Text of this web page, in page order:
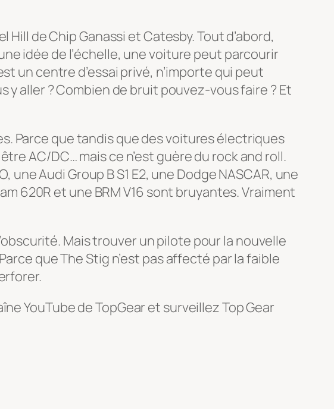
de Chip Ganassi et Catesby. Tout d’abord,
idée de l’échelle, une voiture peut parcourir
un centre d’essai privé, n’importe qui peut
aller ? Combien de bruit pouvez-vous faire ? Et
Parce que tandis que des voitures électriques
AC/DC… mais ce n’est guère du rock and roll.
une Audi Group B S1 E2, une Dodge NASCAR, une
620R et une BRM V16 sont bruyantes. Vraiment
Mais trouver un pilote pour la nouvelle
que The Stig n’est pas affecté par la faible
YouTube de TopGear et surveillez Top Gear